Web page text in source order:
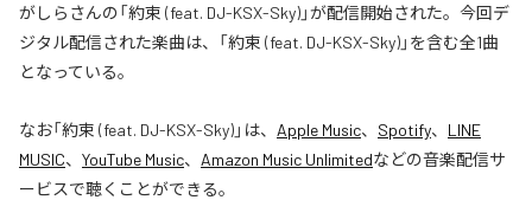
がしらさんの「約束 (feat. DJ-KSX-Sky)」が配信開始された。今回デ
ジタル配信された楽曲は、「約束 (feat. DJ-KSX-Sky)」を含む全1曲
となっている。
なお「約束 (feat. DJ-KSX-Sky)」は、 Apple Music、 Spotify、 LINE
MUSIC、 YouTube Music、 Amazon Music Unlimitedなどの音楽配信サ
ービスで聴くことができる。